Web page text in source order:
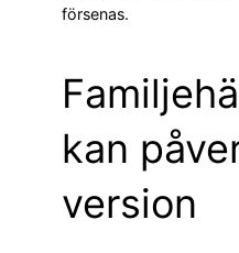
försenas.
kan
version